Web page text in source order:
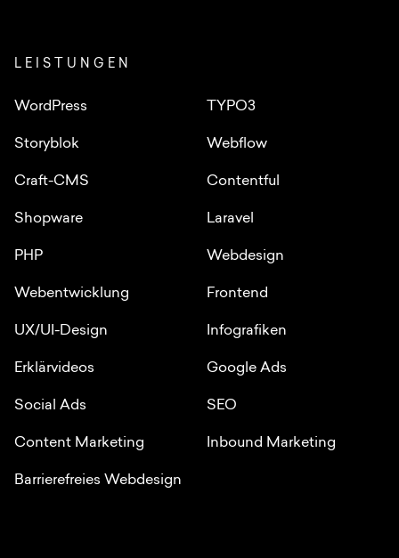
LEISTUNGEN
WordPress TYPO3
Storyblok Webflow
Craft-CMS Contentful
Shopware Laravel
PHP Webdesign
Webentwicklung Frontend
UX/UI-Design Infografiken
Erklärvideos Google Ads
Social Ads SEO
Content Marketing Inbound Marketing
Barrierefreies Webdesign